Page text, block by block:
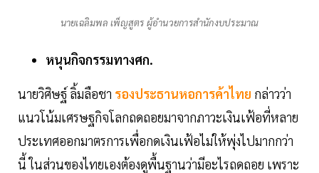
นายเฉลิมพล เพ็ญสูตร ผู้อำนวยการสำนักงบประมาณ
หนุนกิจกรรมทางศก.
นายวิศิษฐ์ ลิ้มลือชา รองประธานหอการค้าไทย กล่าวว่า
แนวโน้มเศรษฐกิจโลกถดถอยมาจากภาวะเงินเฟ้อที่หลาย
ประเทศออกมาตรการเพื่อกดเงินเฟ้อไม่ให้พุ่งไปมากกว่า
นี้ ในส่วนของไทยเองต้องดูพื้นฐานว่ามีอะไรถดถอย เพราะ